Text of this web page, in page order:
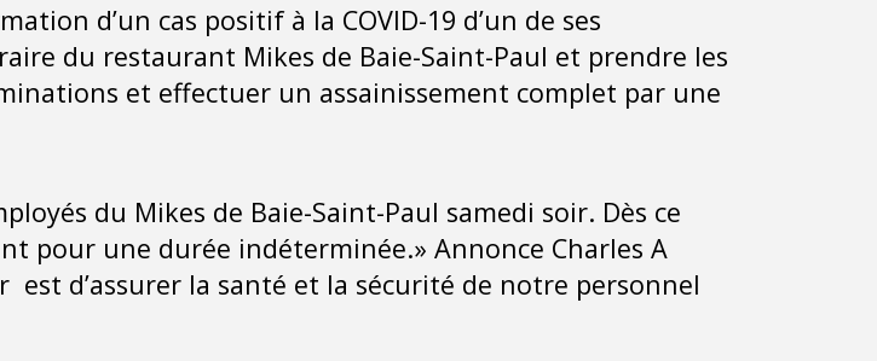
d’un cas positif à la COVID-19 d’un de ses
du restaurant Mikes de Baie-Saint-Paul et prendre les
et effectuer un assainissement complet par une
du Mikes de Baie-Saint-Paul samedi soir. Dès ce
pour une durée indéterminée.» Annonce Charles A
d’assurer la santé et la sécurité de notre personnel